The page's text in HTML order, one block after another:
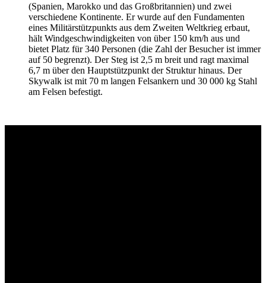
(Spanien, Marokko und das Großbritannien) und zwei
verschiedene Kontinente. Er wurde auf den Fundamenten
eines Militärstützpunkts aus dem Zweiten Weltkrieg erbaut,
hält Windgeschwindigkeiten von über 150 km/h aus und
bietet Platz für 340 Personen (die Zahl der Besucher ist immer
auf 50 begrenzt). Der Steg ist 2,5 m breit und ragt maximal
6,7 m über den Hauptstützpunkt der Struktur hinaus. Der
Skywalk ist mit 70 m langen Felsankern und 30 000 kg Stahl
am Felsen befestigt.